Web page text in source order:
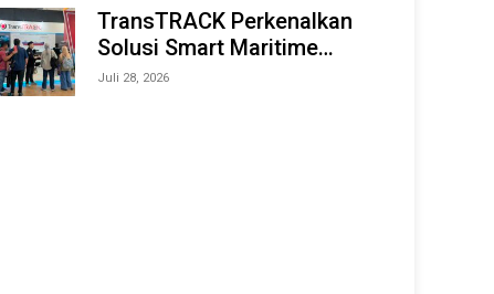
TransTRACK Perkenalkan
Solusi Smart Maritime
Monitoring Berbasis AI dan
Juli 28, 2026